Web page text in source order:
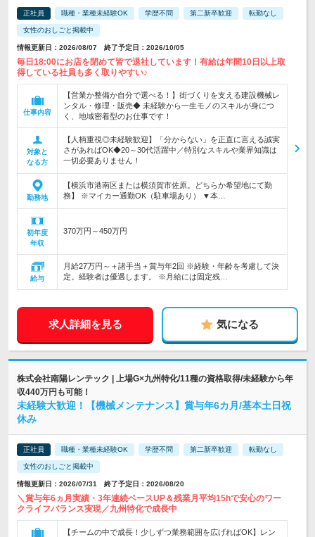
正社員 職種・業種未経験OK 学歴不問 第二新卒歓迎 転勤なし
女性のおしごと掲載中
情報更新日：2026/08/07 終了予定日：2026/10/05
毎日18:00にお店を閉めて皆で退社しています！有給は年間10日以上取
得している社員も多く取りやすい♪
仕事内容
【営業か整備か自分で選べる！】街づくりを支える建設機械レ
ンタル・修理・販売◆ 未経験から一生モノのスキルが身につ
く、地域密着型のお仕事です！
対象と
なる方
【人柄重視◎未経験歓迎】「分からない」を正直に言える誠実
さがあればOK◆20～30代活躍中／特別なスキルや業界知識は
一切必要ありません！
勤務地
【横浜市港南区または横須賀市佐原。どちらか希望地にて勤
務】 ※マイカー通勤OK（駐車場あり） ▼本…
初年度
年収
370万円～450万円
給与
月給27万円～＋諸手当＋賞与年2回 ※経験・年齢を考慮して決
定。経験者は優遇します。 ※月給には固定残…
求人詳細を見る 気になる
株式会社南陽レンテック | 上場G×九州特化/11種の資格取得/未経験から年
収440万円も可能！
未経験大歓迎！【機械メンテナンス】賞与年6カ月/基本土日祝
休み
正社員 職種・業種未経験OK 学歴不問 第二新卒歓迎 転勤なし
女性のおしごと掲載中
情報更新日：2026/07/31 終了予定日：2026/08/20
＼賞与年6ヵ月実績・3年連続ベースUP＆残業月平均15hで安心のワー
クライフバランス実現／九州特化で成長中
【チームの中で成長！少しずつ業務範囲を広げればOK】レン